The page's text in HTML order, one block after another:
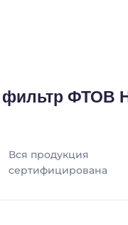
ФТОВ
Вся продукция
сертифицирована